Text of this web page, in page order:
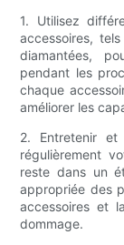
1. Utilisez
accessoires,
diamantées,
pendant les
chaque
améliorer les
2. Entretenir et
régulièrement
reste dans un
appropriée des
accessoires et
dommage.